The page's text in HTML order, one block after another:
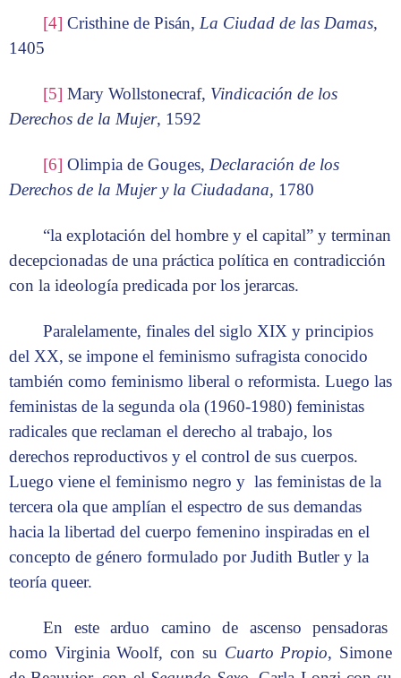
[4] Cristhine de Pisán, La Ciudad de las Damas,
1405
[5] Mary Wollstonecraf, Vindicación de los
Derechos de la Mujer, 1592
[6] Olimpia de Gouges, Declaración de los
Derechos de la Mujer y la Ciudadana, 1780
“la explotación del hombre y el capital” y terminan
decepcionadas de una práctica política en contradicción
con la ideología predicada por los jerarcas.
Paralelamente, finales del siglo XIX y principios
del XX, se impone el feminismo sufragista conocido
también como feminismo liberal o reformista. Luego las
feministas de la segunda ola (1960-1980) feministas
radicales que reclaman el derecho al trabajo, los
derechos reproductivos y el control de sus cuerpos.
Luego viene el feminismo negro y las feministas de la
tercera ola que amplían el espectro de sus demandas
hacia la libertad del cuerpo femenino inspiradas en el
concepto de género formulado por Judith Butler y la
teoría queer.
En este arduo camino de ascenso pensadoras
como Virginia Woolf, con su Cuarto Propio, Simone